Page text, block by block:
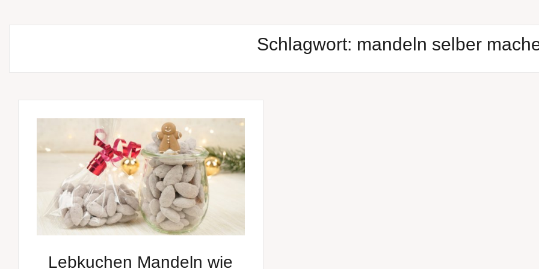
Schlagwort: mandeln selber
Lebkuchen Mandeln wie